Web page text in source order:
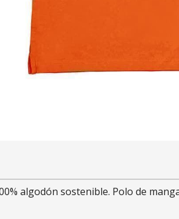
algodón sostenible. Polo de